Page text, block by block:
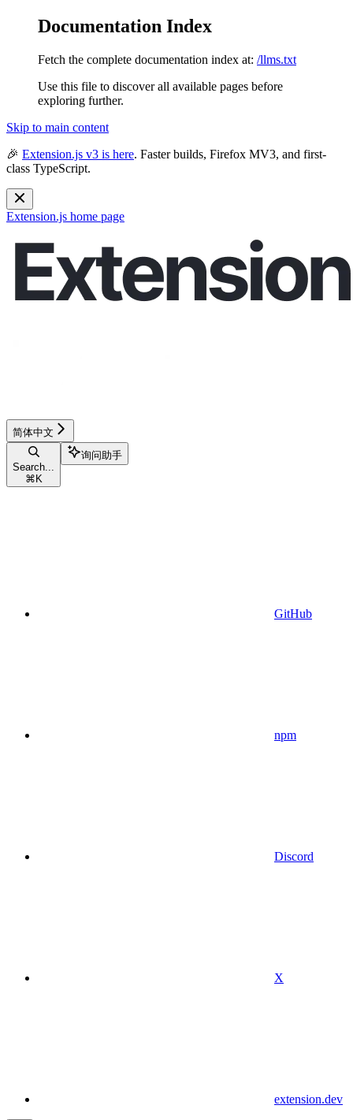
Documentation Index
Fetch the complete documentation index at: /llms.txt
Use this file to discover all available pages before
exploring further.
Skip to main content
🎉 Extension.js v3 is here. Faster builds, Firefox MV3, and first-
class TypeScript.
Extension.js home page
简体中文
Search...
⌘ K
询问助手
GitHub
npm
Discord
X
extension.dev